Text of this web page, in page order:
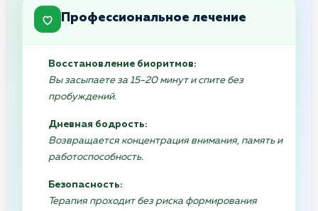
Профессиональное лечение
Восстановление биоритмов:
Вы засыпаете за 15-20 минут и спите без
пробуждений.
Дневная бодрость:
Возвращается концентрация внимания, память и
работоспособность.
Безопасность:
Терапия проходит без риска формирования